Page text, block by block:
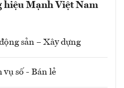
hiệu Mạnh Việt Nam
sản – Xây dựng
vụ số - Bán lẻ